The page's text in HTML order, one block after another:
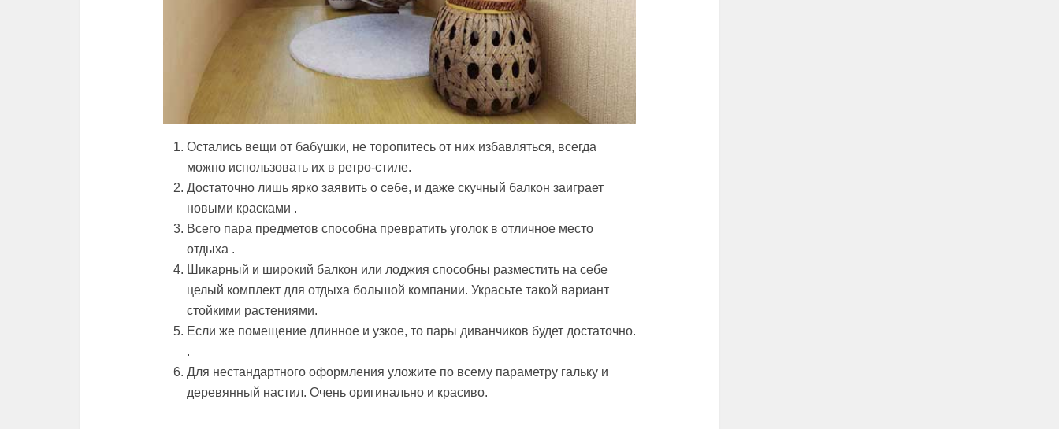
Остались вещи от бабушки, не торопитесь от них избавляться, всегда
можно использовать их в ретро-стиле.
Достаточно лишь ярко заявить о себе, и даже скучный балкон заиграет
новыми красками .
Всего пара предметов способна превратить уголок в отличное место
отдыха .
Шикарный и широкий балкон или лоджия способны разместить на себе
целый комплект для отдыха большой компании. Украсьте такой вариант
стойкими растениями.
Если же помещение длинное и узкое, то пары диванчиков будет достаточно.
.
Для нестандартного оформления уложите по всему параметру гальку и
деревянный настил. Очень оригинально и красиво.